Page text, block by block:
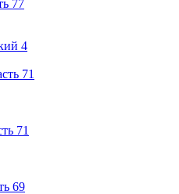
77
4
71
71
69